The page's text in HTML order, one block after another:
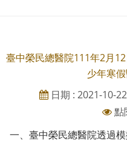
臺中榮民總醫院111年2月
少年寒假
日期 : 2021-10-22
點
一、臺中榮民總醫院透過